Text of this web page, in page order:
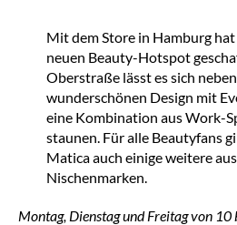
Mit dem Store in Hamburg
neuen Beauty-Hotspot
Oberstraße lässt es sich
wunderschönen Design mit
eine Kombination aus Work-
staunen. Für alle Beautyfans
Matica auch einige weitere
Nischenmarken.
Montag, Dienstag und Freitag von 10